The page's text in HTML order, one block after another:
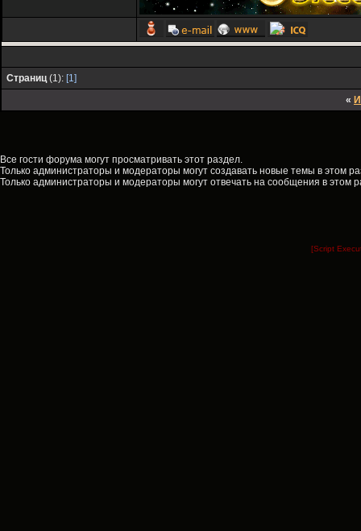
Страниц(1): [1]
«
Все гости форума могут просматривать этот раздел.
Только администраторы и модераторы могут создавать новые темы в этом
Только администраторы и модераторы могут отвечать на сообщения в этом
[Script